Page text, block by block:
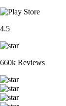
4.5
660k Reviews